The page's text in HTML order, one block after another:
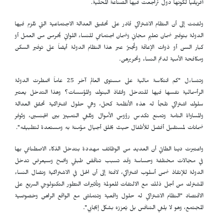
أفريقيا لكونها دول تراجعت فيها الصناعة المحلية.
ولفتت إلى أن النظام الاشتراكي قادر على تحقيق العدالة الاجتماعية التي تُلزم فيها
الدولة بتوفير ضمان تعليم مجاني وضمان اجتماعي للنساء اللواتي يُحرمن من العمل أو
كبار السن أو ذوات الإعاقة وتُجبرُ عبر هذا النظام الدولة أيضاً على توفير السكن
ومكافحة الأمية لدعم النساء وتحريرهن.
وتتساءل "كم انتكاسة مالية على مستوى العالم آخر 25 عاماً اضطرت الدولة
الرأسمالية نفسها فيها للتدخل وانقاذ البنوك والمؤسسات؟ وهذا التدخل يعتبر
سلوك اشتراكي تلجأ له هذه الأنظمة كحل، وهي حلول اشتراكية تحقق العدالة
والمساواة التامة وتمنع تكدس رؤوس الأموال وتُلغي التمييز بين الجنسين، وتُوفر
ضمانات لمستقبل أفضل للأطفال حيث يخلق أجيال مؤمنة به ومستعدة لتطبيقه".
واعتبرت دينا الطائي أن العديد من الوظائف مهددة بتدخل الذكاء الاصطناعي بها
في مجالات مختلفة وحساسة وقد تسبب تناقض طبقي واضح وسيعرض تدخل
الدولة للإنقاذ ضمن أسلوب اشتراكي، لافتة إلى أن الحل في الاشتراكية ونضال النساء
المشترك من أجل ذلك مع الالتفات للعولمة وتأثيرات التطور التكنولوجي السريع على
الاقتصاد "النظام الاشتراكي له حلول واقعية وتتماشى مع الواقع الراهن وخصوصية
المجتمع، وهو لا يلغي التنافس بل يُعززه بشكل إيجابي".